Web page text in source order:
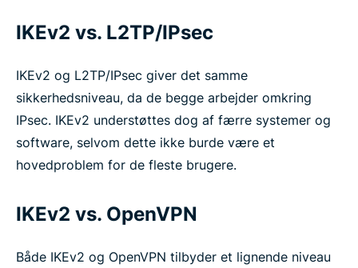
IKEv2 vs. L2TP/IPsec
IKEv2 og L2TP/IPsec giver det samme
sikkerhedsniveau, da de begge arbejder omkring
IPsec. IKEv2 understøttes dog af færre systemer og
software, selvom dette ikke burde være et
hovedproblem for de fleste brugere.
IKEv2 vs. OpenVPN
Både IKEv2 og OpenVPN tilbyder et lignende niveau